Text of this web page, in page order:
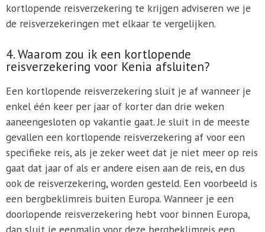
kortlopende reisverzekering te krijgen adviseren we je
de reisverzekeringen met elkaar te vergelijken.
4. Waarom zou ik een kortlopende
reisverzekering voor Kenia afsluiten?
Een kortlopende reisverzekering sluit je af wanneer je
enkel één keer per jaar of korter dan drie weken
aaneengesloten op vakantie gaat. Je sluit in de meeste
gevallen een kortlopende reisverzekering af voor een
specifieke reis, als je zeker weet dat je niet meer op reis
gaat dat jaar of als er andere eisen aan de reis, en dus
ook de reisverzekering, worden gesteld. Een voorbeeld is
een bergbeklimreis buiten Europa. Wanneer je een
doorlopende reisverzekering hebt voor binnen Europa,
dan sluit je eenmalig voor deze bergbeklimreis een